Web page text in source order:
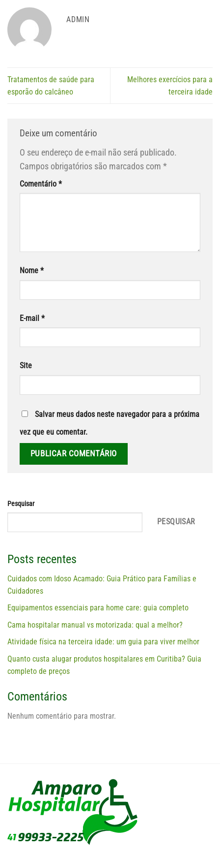
ADMIN
Tratamentos de saúde para
esporão do calcâneo
Melhores exercícios para a
terceira idade
Deixe um comentário
O seu endereço de e-mail não será publicado.
Campos obrigatórios são marcados com *
Comentário *
Nome *
E-mail *
Site
Salvar meus dados neste navegador para a próxima
vez que eu comentar.
Pesquisar
PESQUISAR
Posts recentes
Cuidados com Idoso Acamado: Guia Prático para Famílias e
Cuidadores
Equipamentos essenciais para home care: guia completo
Cama hospitalar manual vs motorizada: qual a melhor?
Atividade física na terceira idade: um guia para viver melhor
Quanto custa alugar produtos hospitalares em Curitiba? Guia
completo de preços
Comentários
Nenhum comentário para mostrar.